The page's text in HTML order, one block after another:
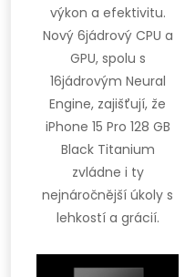
výkon a efektivitu.
Nový 6jádrový CPU a
GPU, spolu s
16jádrovým Neural
Engine, zajišťují, že
iPhone 15 Pro 128 GB
Black Titanium
zvládne i ty
nejnáročnější úkoly s
lehkostí a grácií.